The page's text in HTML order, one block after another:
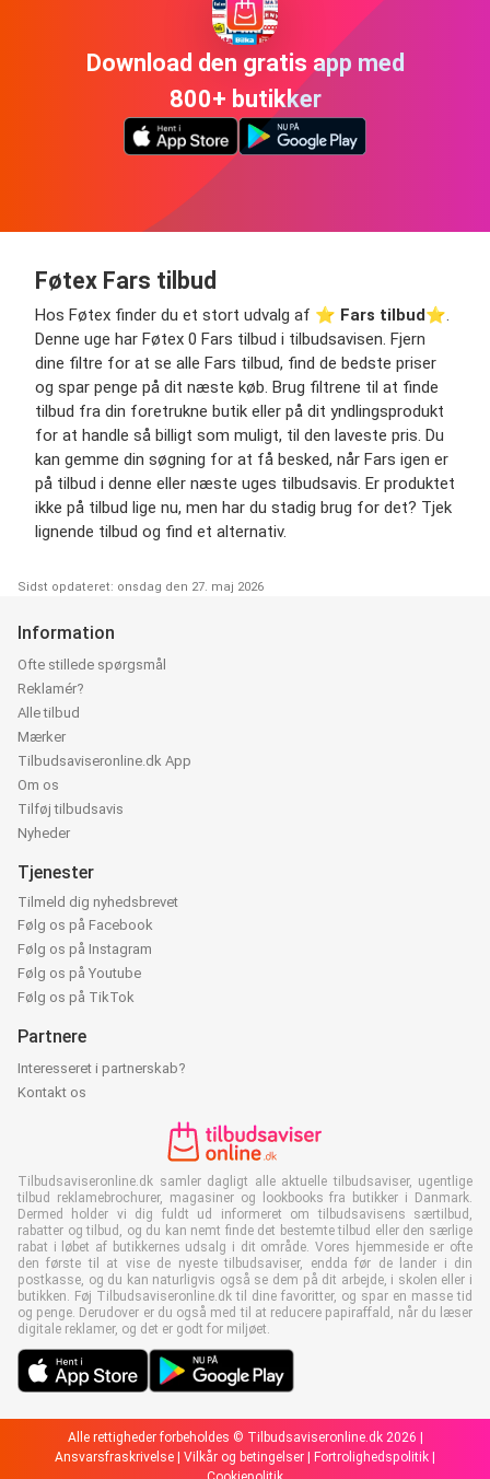
Download den gratis app med
800+ butikker
Føtex Fars tilbud
Hos Føtex finder du et stort udvalg af ⭐️ Fars tilbud⭐️.
Denne uge har Føtex 0 Fars tilbud i tilbudsavisen. Fjern
dine filtre for at se alle Fars tilbud, find de bedste priser
og spar penge på dit næste køb. Brug filtrene til at finde
tilbud fra din foretrukne butik eller på dit yndlingsprodukt
for at handle så billigt som muligt, til den laveste pris. Du
kan gemme din søgning for at få besked, når Fars igen er
på tilbud i denne eller næste uges tilbudsavis. Er produktet
ikke på tilbud lige nu, men har du stadig brug for det? Tjek
lignende tilbud og find et alternativ.
Sidst opdateret: onsdag den 27. maj 2026
Information
Ofte stillede spørgsmål
Reklamér?
Alle tilbud
Mærker
Tilbudsaviseronline.dk App
Om os
Tilføj tilbudsavis
Nyheder
Tjenester
Tilmeld dig nyhedsbrevet
Følg os på Facebook
Følg os på Instagram
Følg os på Youtube
Følg os på TikTok
Partnere
Interesseret i partnerskab?
Kontakt os
Tilbudsaviseronline.dk samler dagligt alle aktuelle tilbudsaviser, ugentlige
tilbud reklamebrochurer, magasiner og lookbooks fra butikker i Danmark.
Dermed holder vi dig fuldt ud informeret om tilbudsavisens særtilbud,
rabatter og tilbud, og du kan nemt finde det bestemte tilbud eller den særlige
rabat i løbet af butikkernes udsalg i dit område. Vores hjemmeside er ofte
den første til at vise de nyeste tilbudsaviser, endda før de lander i din
postkasse, og du kan naturligvis også se dem på dit arbejde, i skolen eller i
butikken. Føj Tilbudsaviseronline.dk til dine favoritter, og spar en masse tid
og penge. Derudover er du også med til at reducere papiraffald, når du læser
digitale reklamer, og det er godt for miljøet.
Alle rettigheder forbeholdes © Tilbudsaviseronline.dk 2026 |
Ansvarsfraskrivelse | Vilkår og betingelser | Fortrolighedspolitik |